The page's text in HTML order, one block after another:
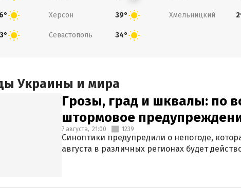
Херсон 39° Хмельницкий
Севастополь 34°
Украины и мира
Грозы, град и шквалы: по
штормовое
7 августа, 21:00 1239
Синоптики предупредили о непогоде,
августа в различных регионах будет